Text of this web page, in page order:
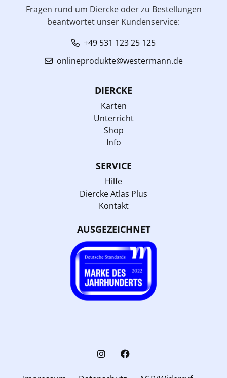
Fragen rund um Diercke oder zu Bestellungen
beantwortet unser Kundenservice:
+49 531 123 25 125
onlineprodukte@westermann.de
DIERCKE
Karten
Unterricht
Shop
Info
SERVICE
Hilfe
Diercke Atlas Plus
Kontakt
AUSGEZEICHNET